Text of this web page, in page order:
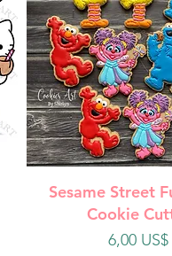
Vista
Sesame Street
Cookie
Precio
6,00 US$